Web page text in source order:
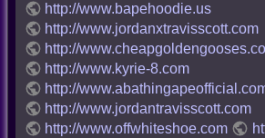
http://www.bapehoodie.us
http://www.jordanxtravisscott.com
http://
http://www.kyrie-8.com
http://
http://www.jordantravisscott.com
http://www.offwhiteshoe.com